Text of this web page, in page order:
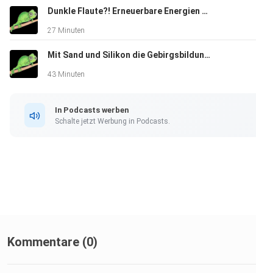
Dunkle Flaute?! Erneuerbare Energien speichern
27 Minuten
Mit Sand und Silikon die Gebirgsbildung verstehen
43 Minuten
In Podcasts werben
Schalte jetzt Werbung in Podcasts.
Kommentare (0)